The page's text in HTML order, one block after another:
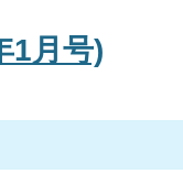
1月号)